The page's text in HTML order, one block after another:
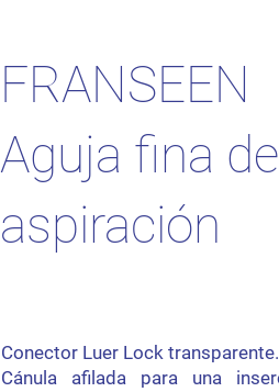
FRANSEEN
Aguja fina de
aspiración
Conector Luer Lock transparente.
Cánula afilada para una